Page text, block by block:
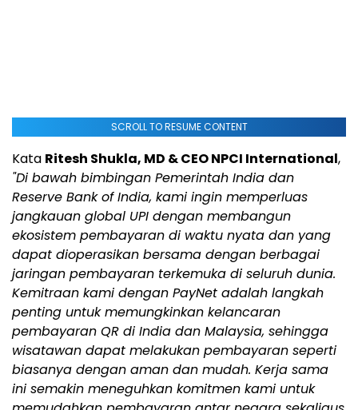
SCROLL TO RESUME CONTENT
Kata Ritesh Shukla, MD & CEO NPCI International,
"Di bawah bimbingan Pemerintah India dan
Reserve Bank of India, kami ingin memperluas
jangkauan global UPI dengan membangun
ekosistem pembayaran di waktu nyata dan yang
dapat dioperasikan bersama dengan berbagai
jaringan pembayaran terkemuka di seluruh dunia.
Kemitraan kami dengan PayNet adalah langkah
penting untuk memungkinkan kelancaran
pembayaran QR di India dan Malaysia, sehingga
wisatawan dapat melakukan pembayaran seperti
biasanya dengan aman dan mudah. Kerja sama
ini semakin meneguhkan komitmen kami untuk